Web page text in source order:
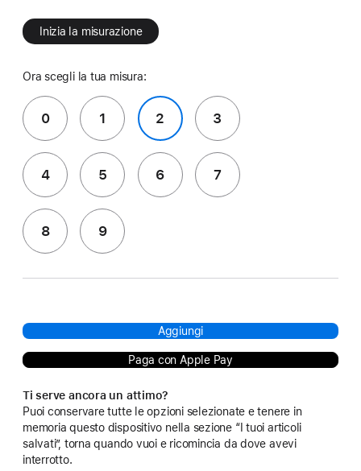
Inizia la misurazione
Ora scegli la tua misura:
0 1 2 3
4 5 6 7
8 9
Aggiungi
Paga con Apple Pay
Ti serve ancora un attimo?
Puoi conservare tutte le opzioni selezionate e tenere in
memoria questo dispositivo nella sezione “I tuoi articoli
salvati”, torna quando vuoi e ricomincia da dove avevi
interrotto.